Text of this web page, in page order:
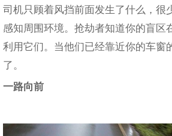
司机只顾着风挡前面发生了什么，很
感知周围环境。抢劫者知道你的盲区
利用它们。当他们已经靠近你的车窗
了。
一路向前